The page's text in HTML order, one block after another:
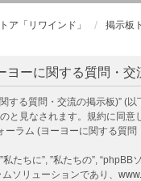
ア「リワインド」 掲示板
ヨーに関する質問・交
する質問・交流の掲示板)” (
と見なされます。規約に同
ーラム (ヨーヨーに関する質
たちに”, ”私たちの”,
ソリューションであり、